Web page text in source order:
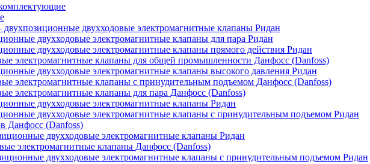
двухходовые электромагнитные клапаны Ридан
двухходовые электромагнитные клапаны для пара Ридан
двухходовые электромагнитные клапаны прямого действия Ридан
электромагнитные клапаны для общей промышленности Данфосс (Danfoss)
двухходовые электромагнитные клапаны высокого давления Ридан
электромагнитные клапаны с принудительным подъемом Данфосс (Danfoss)
электромагнитные клапаны для пара Данфосс (Danfoss)
двухходовые электромагнитные клапаны Ридан
двухходовые электромагнитные клапаны с принудительным подъемом Ридан
Данфосс (Danfoss)
двухходовые электромагнитные клапаны Ридан
электромагнитные клапаны Данфосс (Danfoss)
двухходовые электромагнитные клапаны с принудительным подъемом Ридан